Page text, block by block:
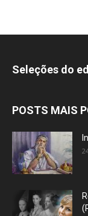
Seleções do
POSTS MAIS